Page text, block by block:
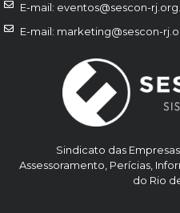
Sindicato das
Assessoramento, Perícias,
do Rio
E-mail: eventos@sescon-
E-mail: marketing@sescon-